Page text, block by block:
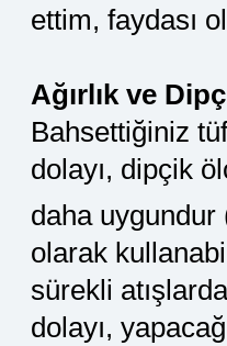
ettim, faydası
Ağırlık ve
Bahsettiğiniz
dolayı, dipçik
daha uygundur
olarak
sürekli
dolayı,